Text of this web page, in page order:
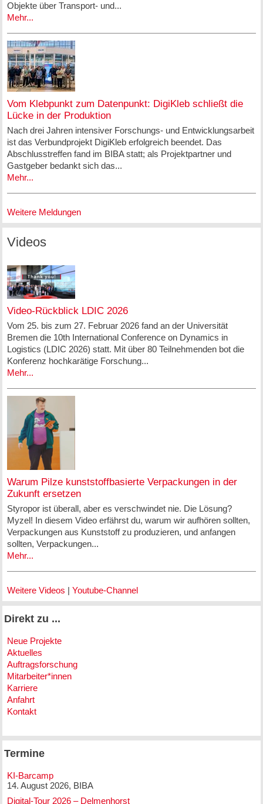
Objekte über Transport- und...
Mehr...
Vom Klebpunkt zum Datenpunkt: DigiKleb schließt die
Lücke in der Produktion
Nach drei Jahren intensiver Forschungs- und Entwicklungsarbeit
ist das Verbundprojekt DigiKleb erfolgreich beendet. Das
Abschlusstreffen fand im BIBA statt; als Projektpartner und
Gastgeber bedankt sich das...
Mehr...
Weitere Meldungen
Videos
Video-Rückblick LDIC 2026
Vom 25. bis zum 27. Februar 2026 fand an der Universität
Bremen die 10th International Conference on Dynamics in
Logistics (LDIC 2026) statt. Mit über 80 Teilnehmenden bot die
Konferenz hochkarätige Forschung...
Mehr...
Warum Pilze kunststoffbasierte Verpackungen in der
Zukunft ersetzen
Styropor ist überall, aber es verschwindet nie. Die Lösung?
Myzel! In diesem Video erfährst du, warum wir aufhören sollten,
Verpackungen aus Kunststoff zu produzieren, und anfangen
sollten, Verpackungen...
Mehr...
Weitere Videos | Youtube-Channel
Direkt zu ...
Neue Projekte
Aktuelles
Auftragsforschung
Mitarbeiter*innen
Karriere
Anfahrt
Kontakt
Termine
KI-Barcamp
14. August 2026, BIBA
Digital-Tour 2026 – Delmenhorst